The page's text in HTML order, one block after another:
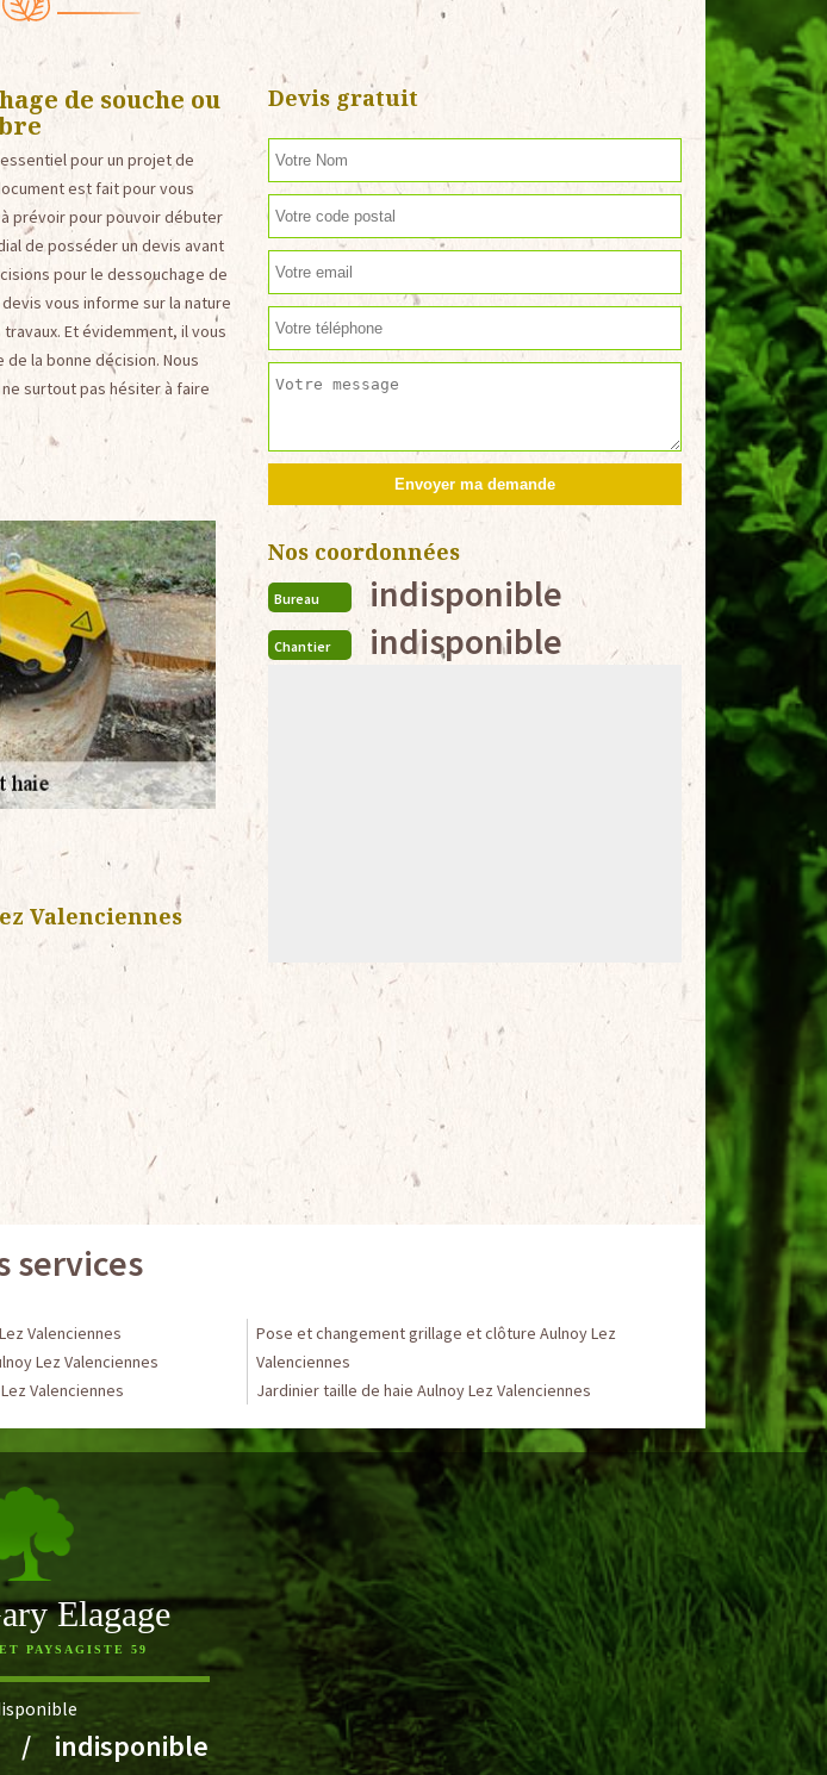
de souche ou
pour un projet de
est fait pour vous
prévoir pour pouvoir débuter
de posséder un devis avant
pour le dessouchage de
vous informe sur la nature
Et évidemment, il vous
la bonne décision. Nous
surtout pas hésiter à faire
Valenciennes
Devis gratuit
Nos coordonnées
Bureau indisponible
Chantier indisponible
services
Valenciennes
Lez Valenciennes
Valenciennes
Pose et changement grillage et clôture Aulnoy Lez
Valenciennes
Jardinier taille de haie Aulnoy Lez Valenciennes
Elagage
PAYSAGISTE 59
/ indisponible